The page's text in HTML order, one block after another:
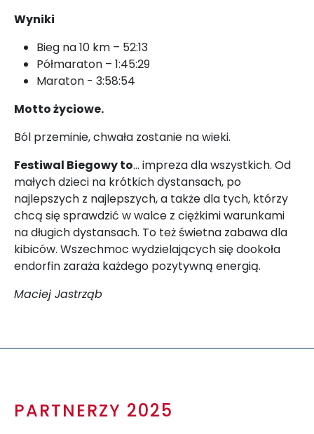
Wyniki
Bieg na 10 km – 52:13
Półmaraton – 1:45:29
Maraton - 3:58:54
Motto życiowe.
Ból przeminie, chwała zostanie na wieki.
Festiwal Biegowy to… impreza dla wszystkich. Od
małych dzieci na krótkich dystansach, po
najlepszych z najlepszych, a także dla tych, którzy
chcą się sprawdzić w walce z ciężkimi warunkami
na długich dystansach. To też świetna zabawa dla
kibiców. Wszechmoc wydzielających się dookoła
endorfin zaraża każdego pozytywną energią.
Maciej Jastrząb
PARTNERZY 2025